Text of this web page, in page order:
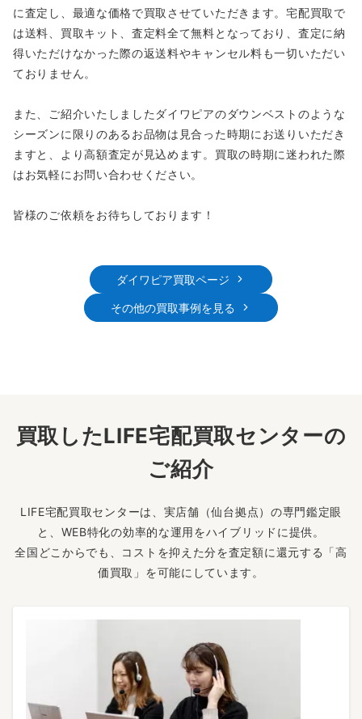
に査定し、最適な価格で買取させていただきます。宅配買取で
は送料、買取キット、査定料全て無料となっており、査定に納
得いただけなかった際の返送料やキャンセル料も一切いただい
ておりません。
また、ご紹介いたしましたダイワピアのダウンベストのような
シーズンに限りのあるお品物は見合った時期にお送りいただき
ますと、より高額査定が見込めます。買取の時期に迷われた際
はお気軽にお問い合わせください。
皆様のご依頼をお待ちしております！
ダイワピア買取ページ
その他の買取事例を見る
買取したLIFE宅配買取センターの
ご紹介
LIFE宅配買取センターは、実店舗（仙台拠点）の専門鑑定眼
と、WEB特化の効率的な運用をハイブリッドに提供。
全国どこからでも、コストを抑えた分を査定額に還元する「高
価買取」を可能にしています。